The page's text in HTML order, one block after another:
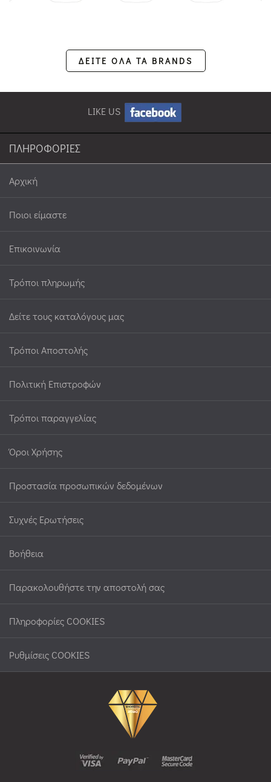
ΔΕΙΤΕ ΟΛΑ ΤΑ BRANDS
LIKE US
ΠΛΗΡΟΦΟΡΙΕΣ
Αρχική
Ποιοι είμαστε
Επικοινωνία
Τρόποι πληρωμής
Δείτε τους καταλόγους μας
Τρόποι Αποστολής
Πολιτική Επιστροφών
Τρόποι παραγγελίας
Όροι Χρήσης
Προστασία προσωπικών δεδομένων
Συχνές Ερωτήσεις
Βοήθεια
Παρακολουθήστε την αποστολή σας
Πληροφορίες COOKIES
Ρυθμίσεις COOKIES